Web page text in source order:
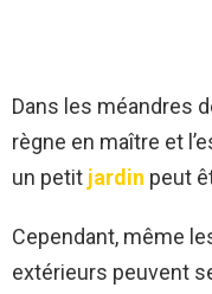
Dans les méandres
règne en maître et
un petit jardin peut
Cependant, même
extérieurs peuvent